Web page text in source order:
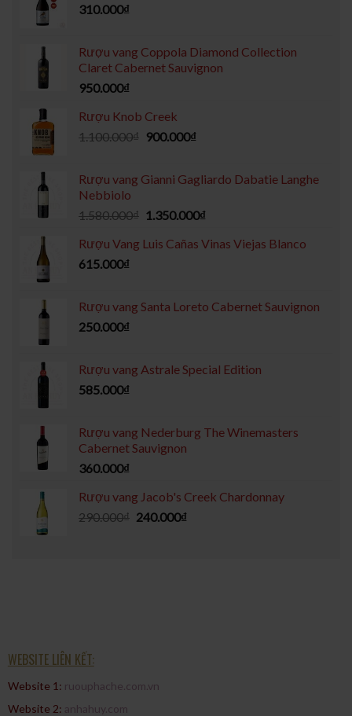
310.000₫
Rượu vang Coppola Diamond Collection
Claret Cabernet Sauvignon
950.000₫
Rượu Knob Creek
1.100.000₫ 900.000₫
Rượu vang Gianni Gagliardo Dabatie Langhe
Nebbiolo
1.580.000₫ 1.350.000₫
Rượu Vang Luis Cañas Vinas Viejas Blanco
615.000₫
Rượu vang Santa Loreto Cabernet Sauvignon
250.000₫
Rượu vang Astrale Special Edition
585.000₫
Rượu vang Nederburg The Winemasters
Cabernet Sauvignon
360.000₫
Rượu vang Jacob's Creek Chardonnay
290.000₫ 240.000₫
WEBSITE LIÊN KẾT:
Website 1: ruouphache.com.vn
Website 2: anhahuy.com